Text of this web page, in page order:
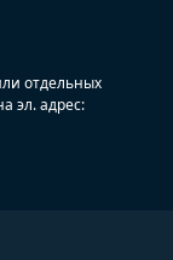
отдельных
эл. адрес: